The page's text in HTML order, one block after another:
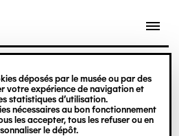
déposés par le musée ou par des
votre expérience de navigation et
statistiques d’utilisation.
nécessaires au bon fonctionnement
les accepter, tous les refuser ou en
le dépôt.